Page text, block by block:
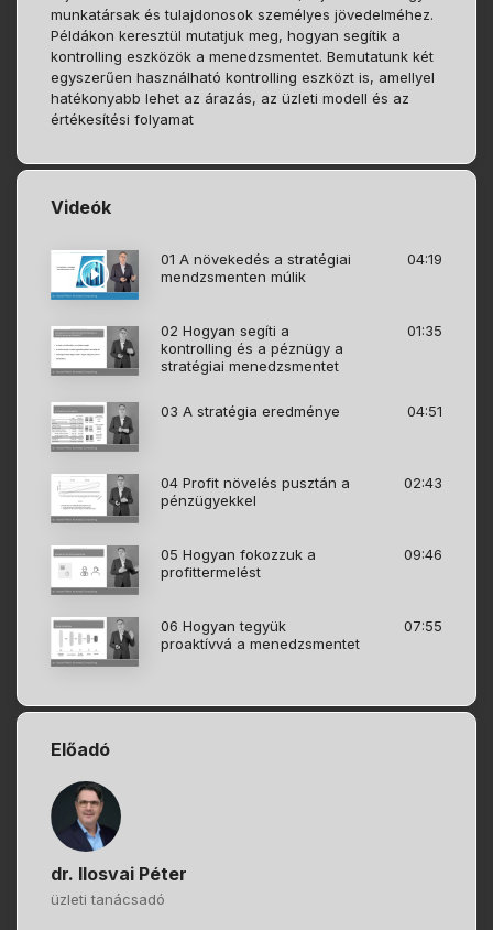
munkatársak és tulajdonosok személyes jövedelméhez.
Példákon keresztül mutatjuk meg, hogyan segítik a
kontrolling eszközök a menedzsmentet. Bemutatunk két
egyszerűen használható kontrolling eszközt is, amellyel
hatékonyabb lehet az árazás, az üzleti modell és az
értékesítési folyamat
Videók
01 A növekedés a stratégiai
mendzsmenten múlik
04:19
02 Hogyan segíti a
kontrolling és a péznügy a
stratégiai menedzsmentet
01:35
03 A stratégia eredménye 04:51
04 Profit növelés pusztán a
pénzügyekkel
02:43
05 Hogyan fokozzuk a
profittermelést
09:46
06 Hogyan tegyük
proaktívvá a menedzsmentet
07:55
Előadó
dr. Ilosvai Péter
üzleti tanácsadó